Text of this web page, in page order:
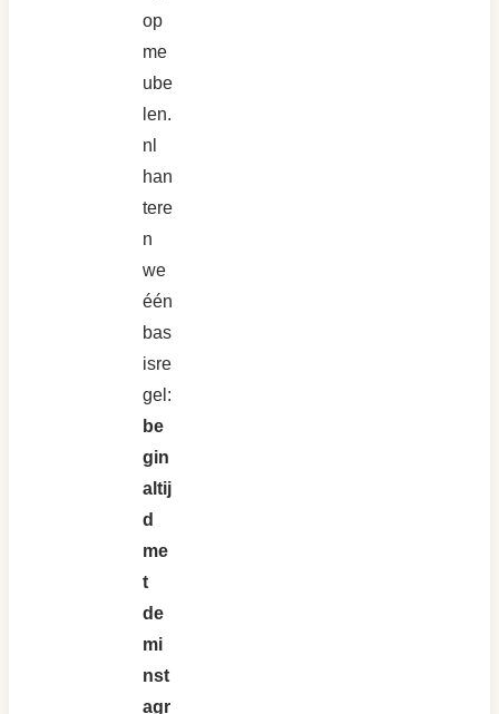
op
me
ube
len.
nl
han
tere
n
we
één
bas
isre
gel:
be
gin
altij
d
me
t
de
mi
nst
agr